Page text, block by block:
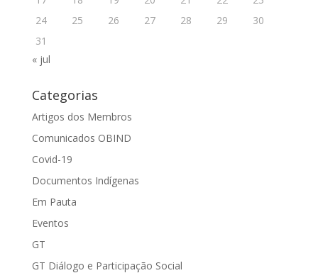
24
25 26 27 28 29
30
31
« jul
Categorias
Artigos dos Membros
Comunicados OBIND
Covid-19
Documentos Indígenas
Em Pauta
Eventos
GT
GT Diálogo e Participação Social